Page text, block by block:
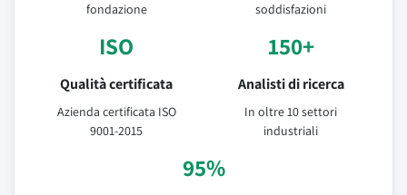
fondazione
soddisfazioni
ISO
Qualità certificata
Azienda certificata ISO
9001-2015
150+
Analisti di ricerca
In oltre 10 settori
industriali
95%